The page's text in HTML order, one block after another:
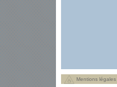
Mentions légales